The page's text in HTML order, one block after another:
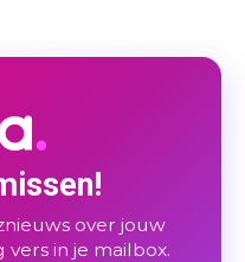
over jouw
vers in je mailbox.